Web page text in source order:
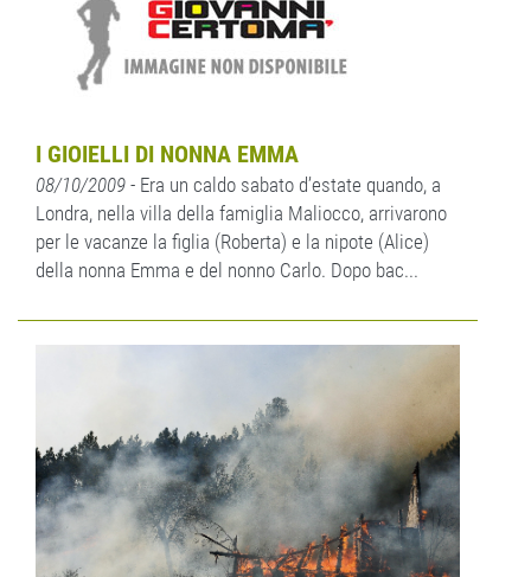
I GIOIELLI DI NONNA EMMA
08/10/2009 - Era un caldo sabato d’estate quando, a
Londra, nella villa della famiglia Maliocco, arrivarono
per le vacanze la figlia (Roberta) e la nipote (Alice)
della nonna Emma e del nonno Carlo. Dopo bac...